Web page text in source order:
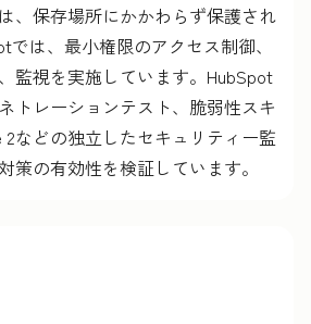
、保存場所にかかわらず保護され
では、最小権限のアクセス制御、
監視を実施しています。HubSpot
トレーションテスト、脆弱性スキ
2などの独立したセキュリティー監
策の有効性を検証しています。